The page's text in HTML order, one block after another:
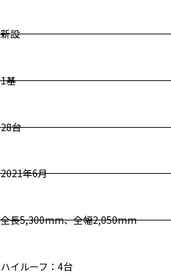
新設
1基
28台
2021年6月
全長5,300mm、全幅2,050mm
ハイルーフ：4台